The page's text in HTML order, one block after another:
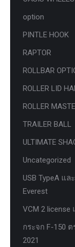
option
PINTLE HOOK
RAPTOR
ROLLBAR
ROLLER LID
ROLLER
TRAILER BALL
ULTIMATE
Uncategorized
USB TypeA แล
Everest
VCM 2 license
กระจก F-150 ต
2021